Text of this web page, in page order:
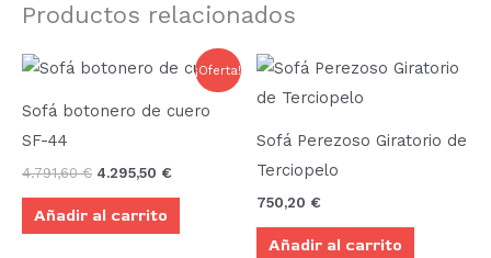
Productos relacionados
¡Oferta!
Sofá botonero de cuero
SF-44
4.791,60€
El
era:
4.295,50 €
El
precio
es:
Añadir al carrito
Sofá Perezoso Giratorio de
Terciopelo
750,20 €
Añadir al carrito